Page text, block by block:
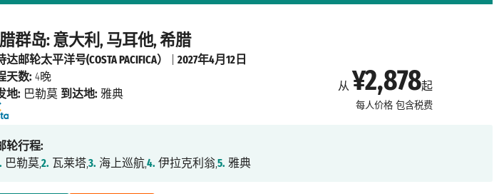
群岛: 意大利, 马耳他, 希腊
从 ¥2,878起
每人价格 包含税费
达邮轮太平洋号(COSTA PACIFICA） |2027年4月12日
天数: 4晚
地: 巴勒莫 到达地: 雅典
轮行程:
巴勒莫,2. 瓦莱塔,3. 海上巡航,4. 伊拉克利翁,5. 雅典